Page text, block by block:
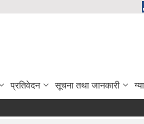
प्रतिवेदन सूचना तथा जानकारी